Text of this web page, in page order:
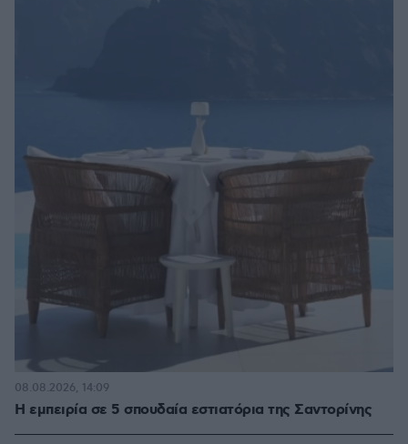
Η εμπειρία σε 5 σπουδαία εστιατόρια της Σαντορίνης
08.08.2026, 14:09